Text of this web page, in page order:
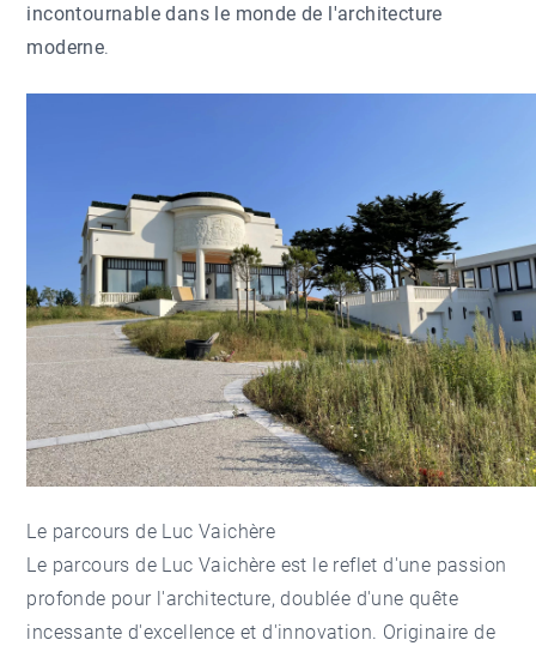
incontournable dans le monde de l'architecture
moderne.
Le parcours de Luc Vaichère
Le parcours de Luc Vaichère est le reflet d'une passion
profonde pour l'architecture, doublée d'une quête
incessante d'excellence et d'innovation. Originaire de